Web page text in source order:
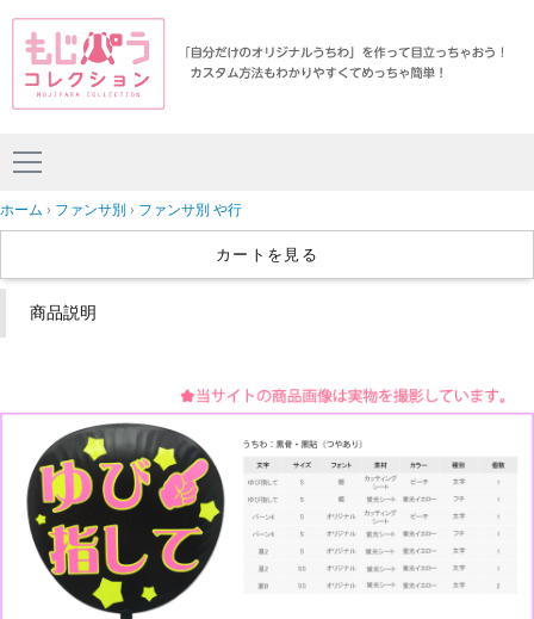
ホーム ファンサ別 ファンサ別 や行
カートを見る
商品説明